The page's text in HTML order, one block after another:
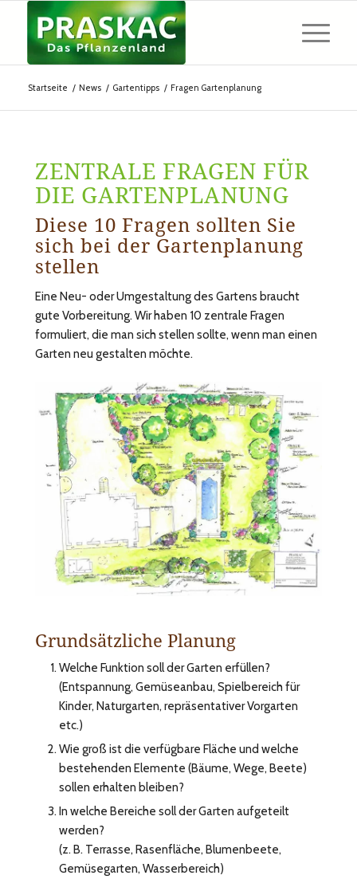
Startseite / News / Gartentipps / Fragen Gartenplanung
ZENTRALE FRAGEN FÜR
DIE GARTENPLANUNG
Diese 10 Fragen sollten Sie
sich bei der Gartenplanung
stellen
Eine Neu- oder Umgestaltung des Gartens braucht
gute Vorbereitung. Wir haben 10 zentrale Fragen
formuliert, die man sich stellen sollte, wenn man einen
Garten neu gestalten möchte.
Grundsätzliche Planung
Welche Funktion soll der Garten erfüllen?
(Entspannung, Gemüseanbau, Spielbereich für
Kinder, Naturgarten, repräsentativer Vorgarten
etc.)
Wie groß ist die verfügbare Fläche und welche
bestehenden Elemente (Bäume, Wege, Beete)
sollen erhalten bleiben?
In welche Bereiche soll der Garten aufgeteilt
werden?
(z. B. Terrasse, Rasenfläche, Blumenbeete,
Gemüsegarten, Wasserbereich)